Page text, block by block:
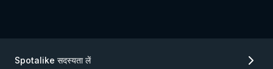
Spotalike सदस्यता लें